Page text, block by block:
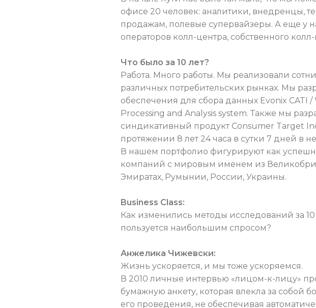
офисе 20 человек: аналитики, внедренцы,
продажам, полевые супервайзеры. А еще у
операторов колл-центра, собственного
Что было за 10 лет?
Работа. Много работы. Мы реализовали
различных потребительских рынках. Мы
обеспечения для сбора данных Evonix CATI
Processing and Analysis system. Также мы
синдикативный продукт Consumer Target
протяжении 8 лет 24 часа в сутки 7 дней в
В нашем портфолио фигурируют как
компаний с мировым именем из
Эмиратах, Румынии, России, Украины.
Business Class:
Как изменились методы исследований за 10
пользуется наибольшим спросом?
Анжелика Чижевски:
Жизнь ускоряется, и мы тоже ускоряемся.
В 2010 личные интервью «лицом-к-лицу»
бумажную анкету, которая влекла за собой
его проведения, не обеспечивая